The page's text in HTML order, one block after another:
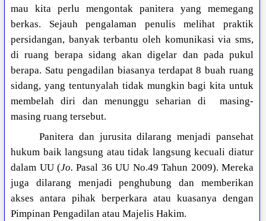
mau kita perlu mengontak panitera yang memegang
berkas. Sejauh pengalaman penulis melihat praktik
persidangan, banyak terbantu oleh komunikasi via sms,
di ruang berapa sidang akan digelar dan pada pukul
berapa. Satu pengadilan biasanya terdapat 8 buah ruang
sidang, yang tentunyalah tidak mungkin bagi kita untuk
membelah diri dan menunggu seharian di masing-
masing ruang tersebut.
Panitera dan jurusita dilarang menjadi pansehat
hukum baik langsung atau tidak langsung kecuali diatur
dalam UU (Jo.Pasal 36 UU No.49 Tahun 2009). Mereka
juga dilarang menjadi penghubung dan memberikan
akses antara pihak berperkara atau kuasanya dengan
Pimpinan Pengadilan atau Majelis Hakim.